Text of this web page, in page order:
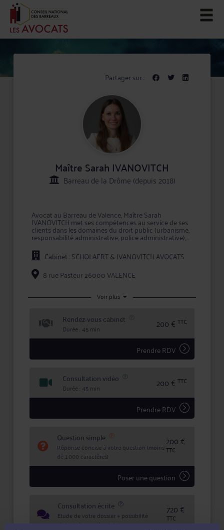
Partager sur :
Maître Sarah IVANOVITCH
Barreau de la Drôme (depuis 2018)
Avocat au Barreau de Valence, Maître Sarah
IVANOVITCH met ses compétences au service de ses
clients dans les domaines du droit public (urbanisme,
responsabilité administrative, police administrative),
en droit immobilier, en droit des assurances mais
également en droit pénal pour la défense des auteurs
et des victimes.
Pour toute problématique dans ses champs de
compétence, Me IVANOVITCH vous conseille
demande ou pour défendre vos intérêts.
Maître IVANOVITCH met ses compétences au service
de chacun de ses clients en leur garantissant
expertise juridique, rigueur et confidentialité dans le
traitement de leur dossier.
Cabinet : SCHOLAERT & IVANOVITCH AVOCATS
8 rue Pasteur 26000 VALENCE
Voir plus
Rendez-vous cabinet
Durée : 45 min 200 € TTC
Prendre RDV
Consultation vidéo
Durée : 45 min 200 € TTC
Prendre RDV
Question simple
Réponse concise à votre question (moins
de 1.000 caractères)
200 €
TTC
Poser une question
Consultation écrite
Etude de votre dossier + possibilité
d'ajout d'une pièce jointe
720 €
TTC